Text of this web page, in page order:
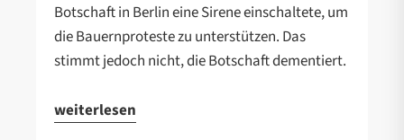
Botschaft in Berlin eine Sirene einschaltete, um
die Bauernproteste zu unterstützen. Das
stimmt jedoch nicht, die Botschaft dementiert.
weiterlesen